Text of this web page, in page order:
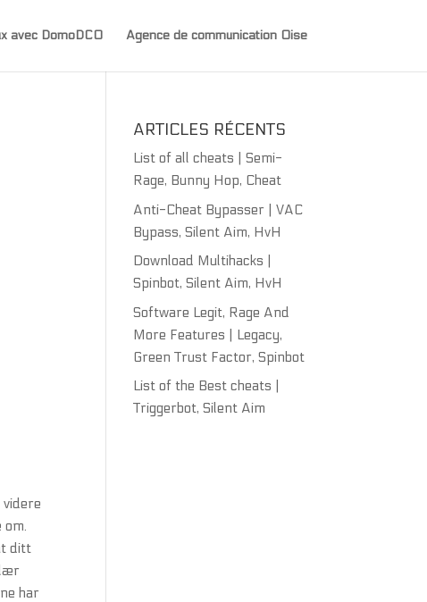
avec DomoDCO Agence de communication Oise
ditt
har
ARTICLES RÉCENTS
List of all cheats | Semi-
Rage, Bunny Hop, Cheat
Anti-Cheat Bypasser | VAC
Bypass, Silent Aim, HvH
Download Multihacks |
Spinbot, Silent Aim, HvH
Software Legit, Rage And
More Features | Legacy,
Green Trust Factor, Spinbot
List of the Best cheats |
Triggerbot, Silent Aim